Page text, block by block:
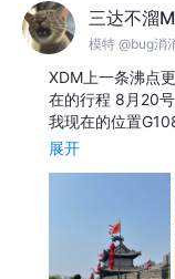
三达不溜
模特 @bug消
XDM上一条沸点
在的行程 8月20
我现在的位置
展开